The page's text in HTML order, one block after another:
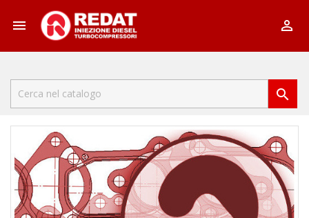
 
